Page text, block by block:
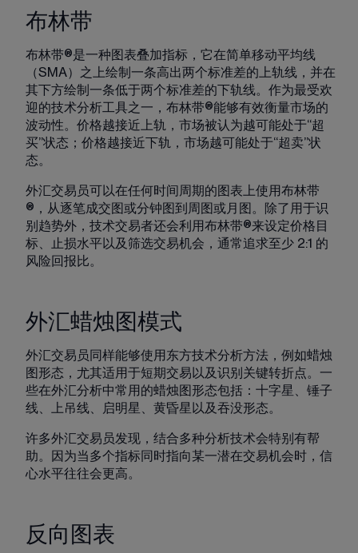
布林带
布林带®是一种图表叠加指标，它在简单移动平均线
（SMA）之上绘制一条高出两个标准差的上轨线，并在
其下方绘制一条低于两个标准差的下轨线。作为最受欢
迎的技术分析工具之一，布林带®能够有效衡量市场的
波动性。价格越接近上轨，市场被认为越可能处于“超
买”状态；价格越接近下轨，市场越可能处于“超卖”状
态。
外汇交易员可以在任何时间周期的图表上使用布林带
®，从逐笔成交图或分钟图到周图或月图。除了用于识
别趋势外，技术交易者还会利用布林带®来设定价格目
标、止损水平以及筛选交易机会，通常追求至少 2:1 的
风险回报比。
外汇蜡烛图模式
外汇交易员同样能够使用东方技术分析方法，例如蜡烛
图形态，尤其适用于短期交易以及识别关键转折点。一
些在外汇分析中常用的蜡烛图形态包括：十字星、锤子
线、上吊线、启明星、黄昏星以及吞没形态。
许多外汇交易员发现，结合多种分析技术会特别有帮
助。因为当多个指标同时指向某一潜在交易机会时，信
心水平往往会更高。
反向图表